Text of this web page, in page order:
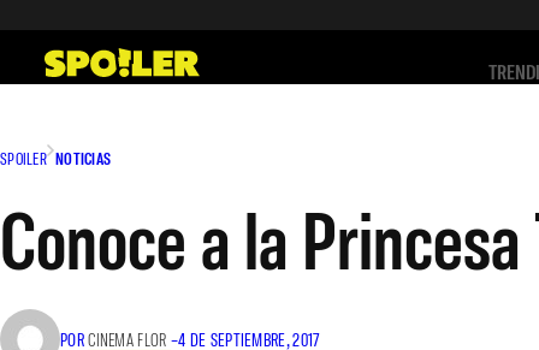
contenido
SPOILER NOTICIAS
Conoce a la
PORCINEMA FLOR –4 DE SEPTIEMBRE, 2017